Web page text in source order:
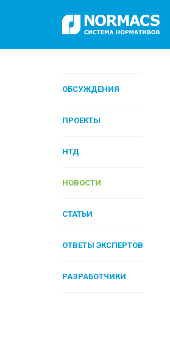
ОБСУЖДЕНИЯ
ПРОЕКТЫ
НТД
НОВОСТИ
СТАТЬИ
ОТВЕТЫ ЭКСПЕРТОВ
РАЗРАБОТЧИКИ